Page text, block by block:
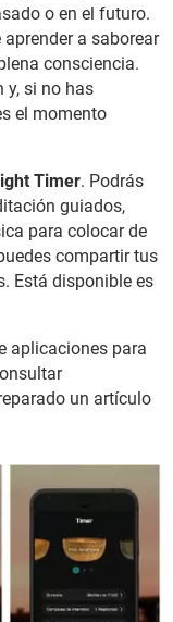
o en el futuro.
a saborear
consciencia.
y, si no has
el momento
Timer. Podrás
guiados,
para colocar de
compartir tus
Está disponible es
aplicaciones para
un artículo